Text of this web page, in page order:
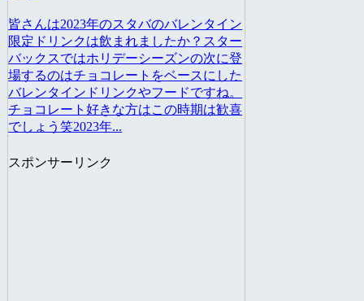
皆さんは2023年のスタバのバレンタイン
限定ドリンクは飲まれましたか？スター
バックスではホリデーシーズンの次に登
場するのはチョコレートをベースにした
バレンタインドリンクやフードですね。
チョコレート好きな方はこの時期は歓喜
でしょう笑2023年...
スポンサーリンク